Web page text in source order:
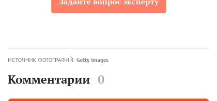
ИСТОЧНИК ФОТОГРАФИЙ: Getty Images
Комментарии 0